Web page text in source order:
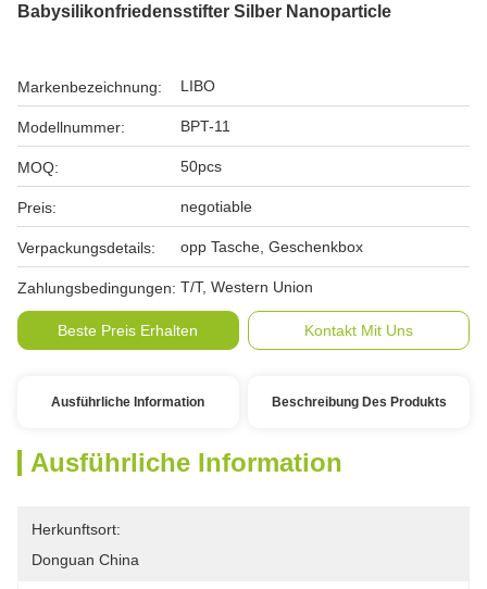
Babysilikonfriedensstifter Silber Nanoparticle
Markenbezeichnung: LIBO
Modellnummer: BPT-11
MOQ: 50pcs
Preis: negotiable
Verpackungsdetails: opp Tasche, Geschenkbox
Zahlungsbedingungen: T/T, Western Union
Beste Preis Erhalten Kontakt Mit Uns
Ausführliche Information Beschreibung Des Produkts
Ausführliche Information
Herkunftsort:
Donguan China